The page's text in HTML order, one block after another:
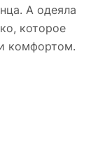
А одеяла
которое
комфортом.